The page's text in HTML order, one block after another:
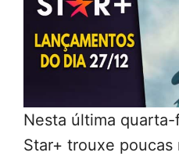
Nesta última
Star+ trouxe poucas